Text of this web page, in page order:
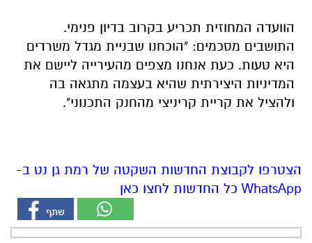
הוועדה המחוזית תכריע בקרוב בדיון פנימי.
התושבים מסכמים: "הוכחנו שבניית מגדל משרדים
היא טעות. כעת אנחנו מצפים מהעירייה ליישם את
המדיניות היצירתית שהיא בעצמה מתגאה בה
ולהציל את קריית קריניצי מהחנק התכנוני".
הצטרפו לקבוצת החדשות השקטה של רמת גן נט ב-
WhatsApp כל החדשות לחצו כאן